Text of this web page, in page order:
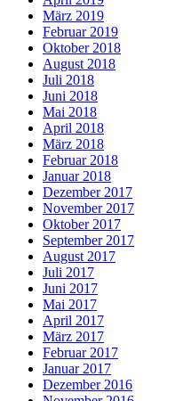
März 2019
Februar 2019
Oktober 2018
August 2018
Juli 2018
Juni 2018
Mai 2018
April 2018
März 2018
Februar 2018
Januar 2018
Dezember 2017
November 2017
Oktober 2017
September 2017
August 2017
Juli 2017
Juni 2017
Mai 2017
April 2017
März 2017
Februar 2017
Januar 2017
Dezember 2016